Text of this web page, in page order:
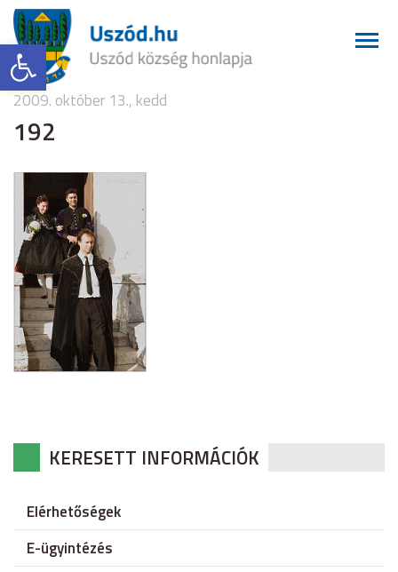
Eszköztár megnyitása
2009. október 13., kedd
192
KERESETT INFORMÁCIÓK
Elérhetőségek
E-ügyintézés